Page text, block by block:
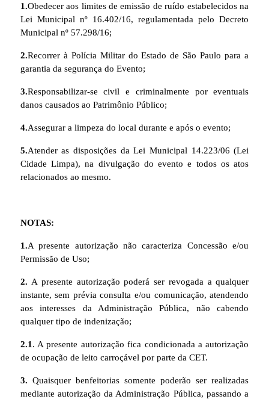
1.Obedecer aos limites de emissão de ruído estabelecidos na
Lei Municipal nº 16.402/16, regulamentada pelo Decreto
Municipal nº 57.298/16;
2.Recorrer à Polícia Militar do Estado de São Paulo para a
garantia da segurança do Evento;
3.Responsabilizar-se civil e criminalmente por eventuais
danos causados ao Patrimônio Público;
4.Assegurar a limpeza do local durante e após o evento;
5.Atender as disposições da Lei Municipal 14.223/06 (Lei
Cidade Limpa), na divulgação do evento e todos os atos
relacionados ao mesmo.
NOTAS:
1.A presente autorização não caracteriza Concessão e/ou
Permissão de Uso;
2. A presente autorização poderá ser revogada a qualquer
instante, sem prévia consulta e/ou comunicação, atendendo
aos interesses da Administração Pública, não cabendo
qualquer tipo de indenização;
2.1 . A presente autorização fica condicionada a autorização
de ocupação de leito carroçável por parte da CET.
3. Quaisquer benfeitorias somente poderão ser realizadas
mediante autorização da Administração Pública, passando a